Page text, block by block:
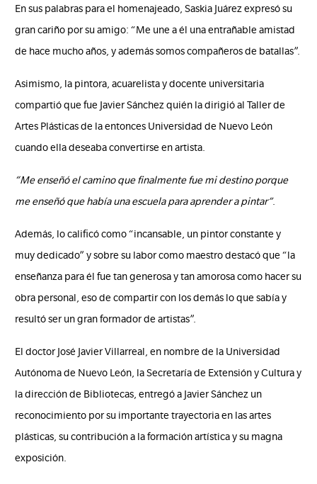
En sus palabras para el homenajeado, Saskia Juárez expresó su
gran cariño por su amigo: “Me une a él una entrañable amistad
de hace mucho años, y además somos compañeros de batallas”.
Asimismo, la pintora, acuarelista y docente universitaria
compartió que fue Javier Sánchez quién la dirigió al Taller de
Artes Plásticas de la entonces Universidad de Nuevo León
cuando ella deseaba convertirse en artista.
“Me enseñó el camino que finalmente fue mi destino porque
me enseñó que había una escuela para aprender a pintar”.
Además, lo calificó como “incansable, un pintor constante y
muy dedicado” y sobre su labor como maestro destacó que “la
enseñanza para él fue tan generosa y tan amorosa como hacer su
obra personal, eso de compartir con los demás lo que sabía y
resultó ser un gran formador de artistas”.
El doctor José Javier Villarreal, en nombre de la Universidad
Autónoma de Nuevo León, la Secretaría de Extensión y Cultura y
la dirección de Bibliotecas, entregó a Javier Sánchez un
reconocimiento por su importante trayectoria en las artes
plásticas, su contribución a la formación artística y su magna
exposición.